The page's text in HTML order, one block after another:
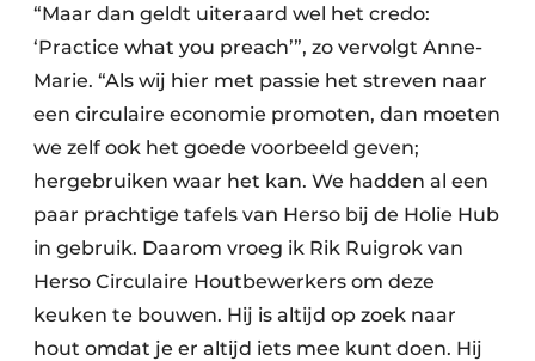
“Maar dan geldt uiteraard wel het credo:
‘Practice what you preach’”, zo vervolgt Anne-
Marie. “Als wij hier met passie het streven naar
een circulaire economie promoten, dan moeten
we zelf ook het goede voorbeeld geven;
hergebruiken waar het kan. We hadden al een
paar prachtige tafels van Herso bij de Holie Hub
in gebruik. Daarom vroeg ik Rik Ruigrok van
Herso Circulaire Houtbewerkers om deze
keuken te bouwen. Hij is altijd op zoek naar
hout omdat je er altijd iets mee kunt doen. Hij